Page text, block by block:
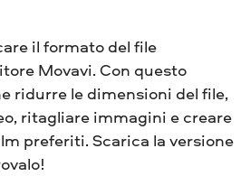
il formato del file
Movavi. Con questo
ridurre le dimensioni del file,
ritagliare immagini e creare
preferiti. Scarica la versione